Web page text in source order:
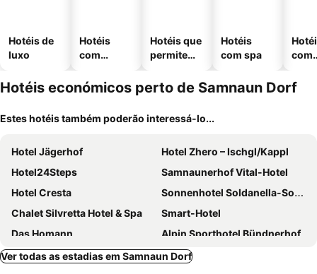
Hotéis de
luxo
Hotéis
com
Hotéis que
permitem
Hotéis
com spa
com
Hotéis económicos perto de Samnaun Dorf
Estes hotéis também poderão interessá-lo...
Hotel Jägerhof
Hotel Zhero – Ischgl/Kappl
Hotel24Steps
Samnaunerhof Vital-Hotel
Hotel Cresta
Sonnenhotel Soldanella-Sonneck
Chalet Silvretta Hotel & Spa
Smart-Hotel
Das Homann
Alpin Sporthotel Bündnerhof
Hotel Romantica
Schlosshotel Ischgl
Ver todas as estadias em Samnaun Dorf